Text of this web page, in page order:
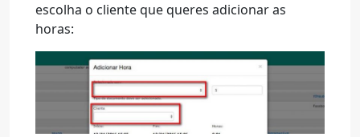
escolha o cliente que queres adicionar as
horas: